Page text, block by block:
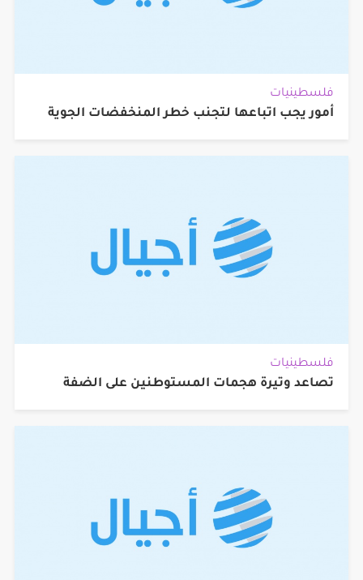
فلسطينيات
أمور يجب اتباعها لتجنب خطر المنخفضات الجوية
فلسطينيات
تصاعد وتيرة هجمات المستوطنين على الضفة